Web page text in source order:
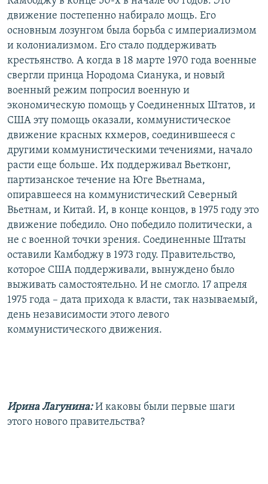
движение постепенно набирало мощь. Его
основным лозунгом была борьба с империализмом
и колониализмом. Его стало поддерживать
крестьянство. А когда в 18 марте 1970 года военные
свергли принца Нородома Сианука, и новый
военный режим попросил военную и
экономическую помощь у Соединенных Штатов, и
США эту помощь оказали, коммунистическое
движение красных кхмеров, соединившееся с
другими коммунистическими течениями, начало
расти еще больше. Их поддерживал Вьетконг,
партизанское течение на Юге Вьетнама,
опиравшееся на коммунистический Северный
Вьетнам, и Китай. И, в конце концов, в 1975 году это
движение победило. Оно победило политически, а
не с военной точки зрения. Соединенные Штаты
оставили Камбоджу в 1973 году. Правительство,
которое США поддерживали, вынуждено было
выживать самостоятельно. И не смогло. 17 апреля
1975 года – дата прихода к власти, так называемый,
день независимости этого левого
коммунистического движения.
Ирина Лагунина:И каковы были первые шаги
этого нового правительства?